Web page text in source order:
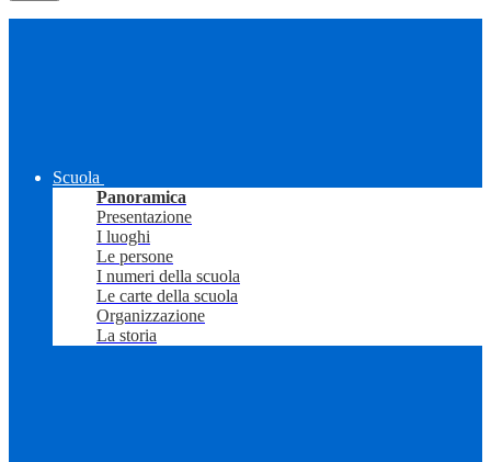
Scuola
Panoramica
Presentazione
I luoghi
Le persone
I numeri della scuola
Le carte della scuola
Organizzazione
La storia